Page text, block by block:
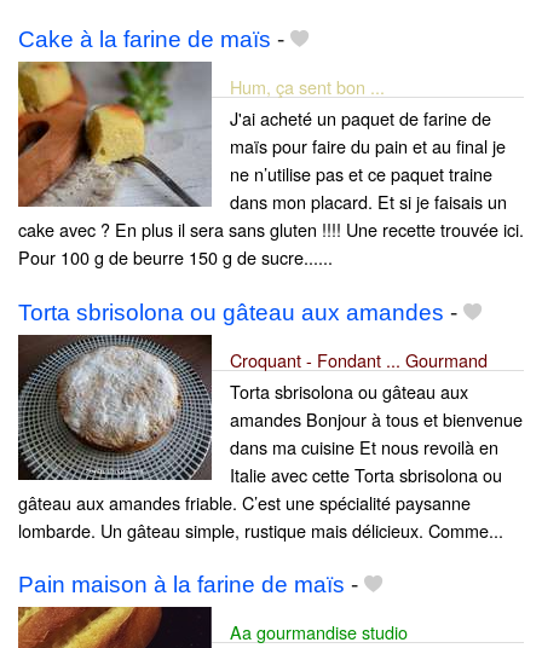
Cake à la farine de maïs -
Hum, ça sent bon ...
J'ai acheté un paquet de farine de
maïs pour faire du pain et au final je
ne n’utilise pas et ce paquet traine
dans mon placard. Et si je faisais un
cake avec ? En plus il sera sans gluten !!!! Une recette trouvée ici.
Pour 100 g de beurre 150 g de sucre......
Torta sbrisolona ou gâteau aux amandes -
Croquant - Fondant ... Gourmand
Torta sbrisolona ou gâteau aux
amandes Bonjour à tous et bienvenue
dans ma cuisine Et nous revoilà en
Italie avec cette Torta sbrisolona ou
gâteau aux amandes friable. C’est une spécialité paysanne
lombarde. Un gâteau simple, rustique mais délicieux. Comme...
Pain maison à la farine de maïs -
Aa gourmandise studio